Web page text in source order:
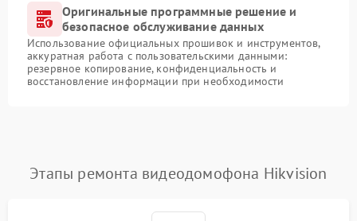
Оригинальные программные решение и
безопасное обслуживание данных
Использование официальных прошивок и инструментов,
аккуратная работа с пользовательскими данными:
резервное копирование, конфиденциальность и
восстановление информации при необходимости
Этапы ремонта видеодомофона Hikvision